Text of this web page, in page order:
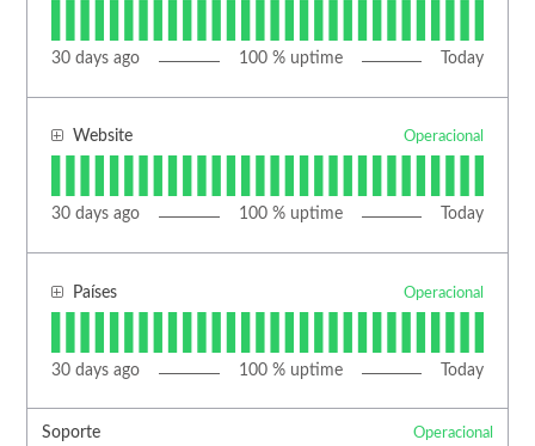
30 days ago 100% uptime Today
Website Operacional
30 days ago 100% uptime Today
Países Operacional
30 days ago 100% uptime Today
Soporte Operacional